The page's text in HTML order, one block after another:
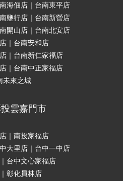
海佃店｜台南東平店
鹽行店｜台南新營店
開山店｜台南北安店
｜台南安和店
｜台南新仁家福店
｜台南中正家福店
未來之城
雲嘉門市
｜南投家福店
大里店｜台中一中店
台中文心家福店
彰化員林店